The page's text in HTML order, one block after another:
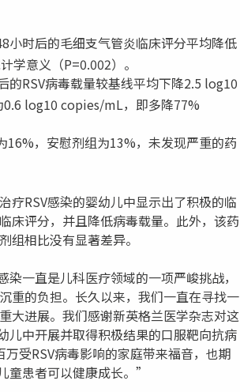
小时后的毛细支气管炎临床评分平均降低
学意义（P=0.002）。
RSV病毒载量较基线平均下降2.5 log10
log10 copies/mL，即多降77%
，安慰剂组为13%，未发现严重的药
疗RSV感染的婴幼儿中显示出了积极的临
床评分，并且降低病毒载量。此外，该药
组相比没有显著差异。
染一直是儿科医疗领域的一项严峻挑战，
重的负担。长久以来，我们一直在寻找一
大进展。我们感谢新英格兰医学杂志对这
儿中开展并取得积极结果的口服靶向抗病
受RSV病毒影响的家庭带来福音，也期
童患者可以健康成长。”